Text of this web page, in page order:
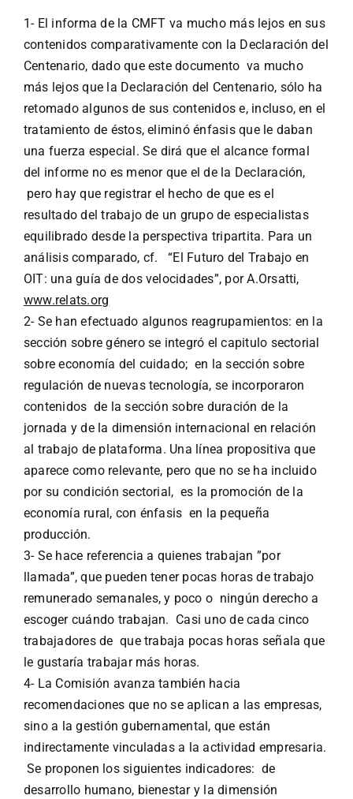
1-El informa de la CMFT va mucho más lejos en sus
contenidos comparativamente con la Declaración del
Centenario, dado que este documento va mucho
más lejos que la Declaración del Centenario, sólo ha
retomado algunos de sus contenidos e, incluso, en el
tratamiento de éstos, eliminó énfasis que le daban
una fuerza especial. Se dirá que el alcance formal
del informe no es menor que el de la Declaración,
pero hay que registrar el hecho de que es el
resultado del trabajo de un grupo de especialistas
equilibrado desde la perspectiva tripartita. Para un
análisis comparado, cf. “El Futuro del Trabajo en
OIT: una guía de dos velocidades”, por A.Orsatti,
www.relats.org
2- Se han efectuado algunos reagrupamientos: en la
sección sobre género se integró el capitulo sectorial
sobre economía del cuidado; en la sección sobre
regulación de nuevas tecnología, se incorporaron
contenidos de la sección sobre duración de la
jornada y de la dimensión internacional en relación
al trabajo de plataforma. Una línea propositiva que
aparece como relevante, pero que no se ha incluido
por su condición sectorial, es la promoción de la
economía rural, con énfasis en la pequeña
producción.
3- Se hace referencia a quienes trabajan ”por
llamada”, que pueden tener pocas horas de trabajo
remunerado semanales, y poco o ningún derecho a
escoger cuándo trabajan. Casi uno de cada cinco
trabajadores de que trabaja pocas horas señala que
le gustaría trabajar más horas.
4- La Comisión avanza también hacia
recomendaciones que no se aplican a las empresas,
sino a la gestión gubernamental, que están
indirectamente vinculadas a la actividad empresaria.
Se proponen los siguientes indicadores: de
desarrollo humano, bienestar y la dimensión